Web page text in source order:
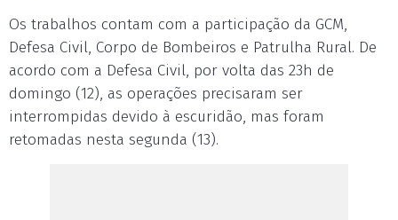
Os trabalhos contam com a participação da GCM,
Defesa Civil, Corpo de Bombeiros e Patrulha Rural. De
acordo com a Defesa Civil, por volta das 23h de
domingo (12), as operações precisaram ser
interrompidas devido à escuridão, mas foram
retomadas nesta segunda (13).